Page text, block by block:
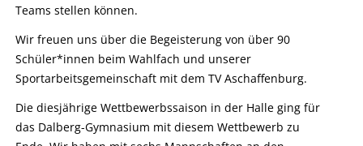
Teams stellen können.
Wir freuen uns über die Begeisterung von über 90
Schüler*innen beim Wahlfach und unserer
Sportarbeitsgemeinschaft mit dem TV Aschaffenburg.
Die diesjährige Wettbewerbssaison in der Halle ging für
das Dalberg-Gymnasium mit diesem Wettbewerb zu